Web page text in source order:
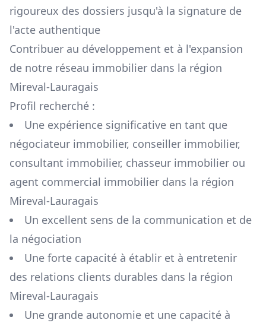
rigoureux des dossiers jusqu'à la signature de
l'acte authentique
Contribuer au développement et à l'expansion
de notre réseau immobilier dans la région
Mireval-Lauragais
Profil recherché :
Une expérience significative en tant que
négociateur immobilier, conseiller immobilier,
consultant immobilier, chasseur immobilier ou
agent commercial immobilier dans la région
Mireval-Lauragais
Un excellent sens de la communication et de
la négociation
Une forte capacité à établir et à entretenir
des relations clients durables dans la région
Mireval-Lauragais
Une grande autonomie et une capacité à